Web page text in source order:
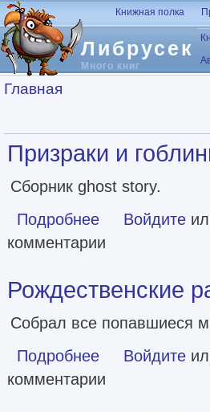
Перейти к основному содержанию
Либрусек
Много книг
Книжная полка
Вы здесь
Главная
Призраки и
Сборник ghost story.
Подробнее о Призраки и гоблины
Войдите
комментарии
Рождественские
Собрал все попавшиеся
Подробнее о Рождественские
Войдите
комментарии